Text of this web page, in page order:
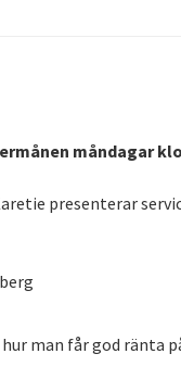
måndagar
presenterar
man får god ränta